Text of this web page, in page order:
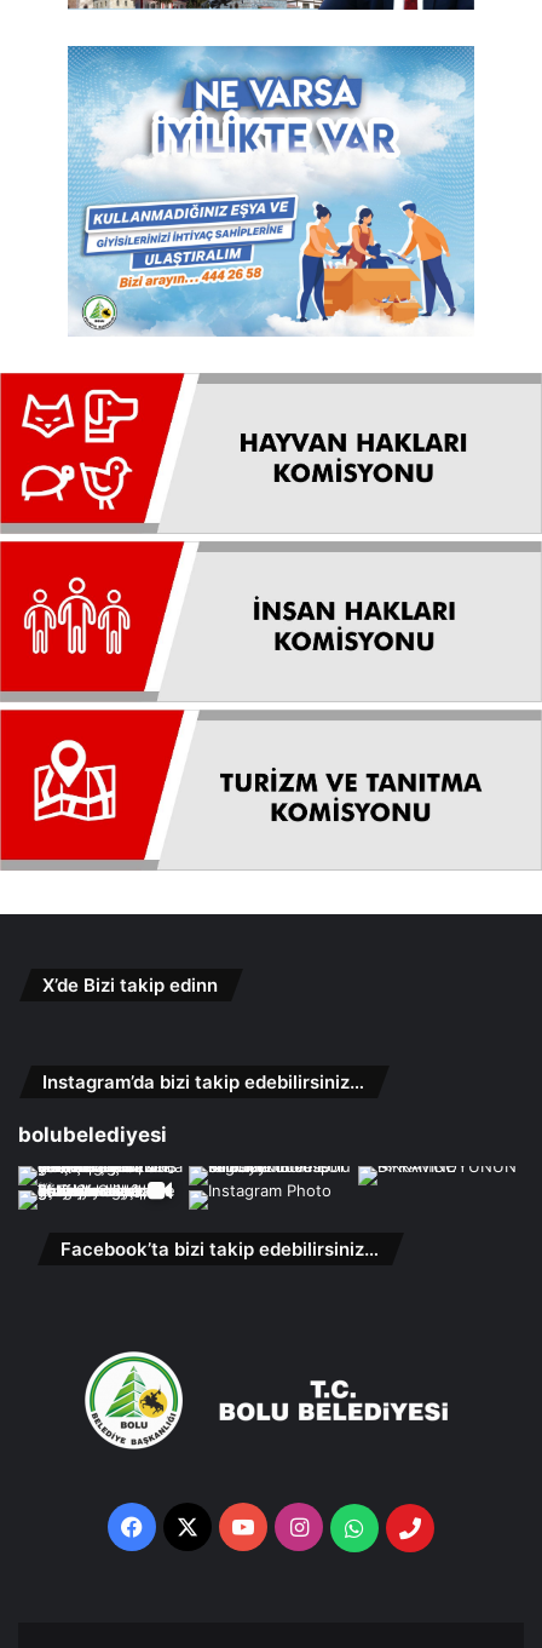
X’de Bizi takip edinn
Instagram’da bizi takip edebilirsiniz…
bolubelediyesi
Facebook’ta bizi takip edebilirsiniz…
Facebook
X YouTubeInstagramWhatsappTelefon